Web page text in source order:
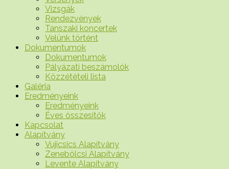
Vizsgák
Rendezvények
Tanszaki koncertek
Velünk történt
Dokumentumok
Dokumentumok
Pályázati beszámolók
Közzétételi lista
Galéria
Eredményeink
Eredményeink
Éves összesítők
Kapcsolat
Alapítvány
Vujicsics Alapítvány
Zenebölcsi Alapítvány
Levente Alapítvány